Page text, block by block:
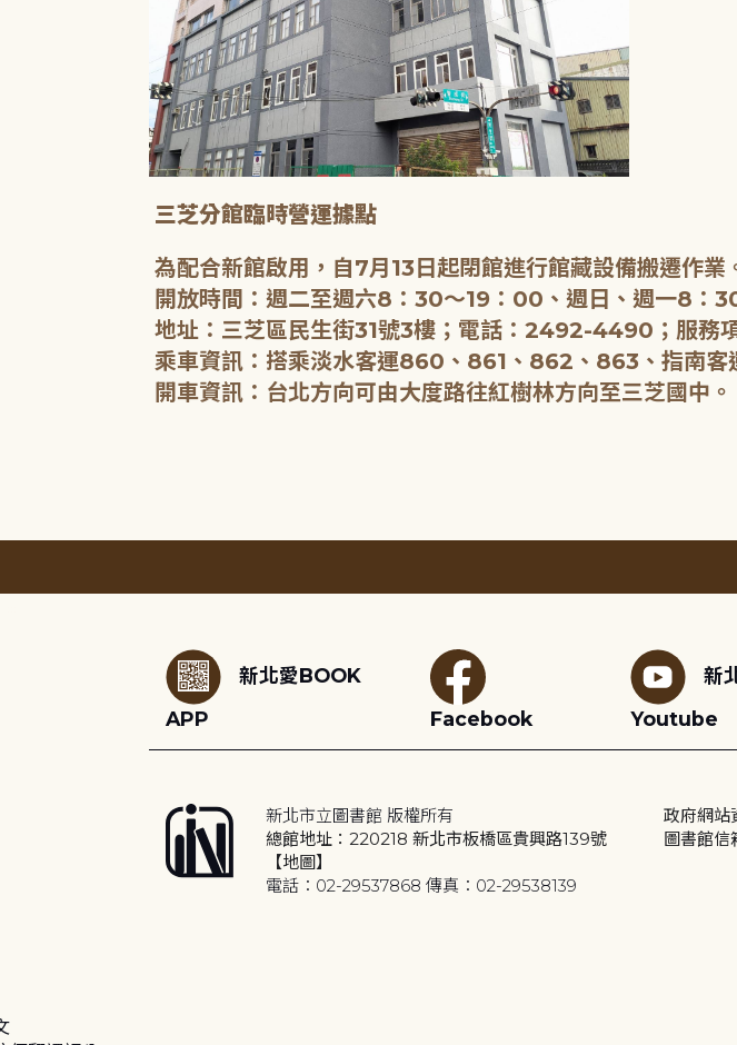
三芝分館臨時營運據點
為配合新館啟用，自7月13日起閉館進行館藏設備搬遷作
開放時間：週二至週六8：30～19：00、週日、週一8：
地址：三芝區民生街31號3樓；電話：2492-4490；服務
乘車資訊：搭乘淡水客運860、861、862、863、指南客
開車資訊：台北方向可由大度路往紅樹林方向至三芝國中。
新北愛BOOK
APP
Facebook
新
Youtube
新北市立圖書館 版權所有
總館地址：220218 新北市板橋區貴興路139號
【地圖】
電話：02-29537868 傳真：02-29538139
政府網站
圖書館